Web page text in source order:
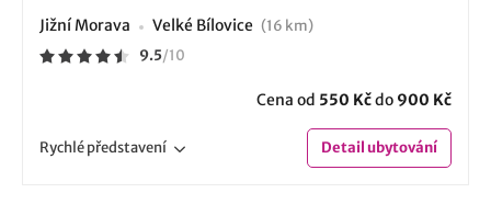
Jižní Morava Velké Bílovice (16 km)
9.5/10
Cena od 550 Kčdo 900 Kč
Rychlépředstavení Detailubytování